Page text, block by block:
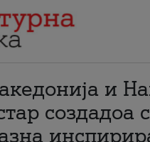
и
создадоа